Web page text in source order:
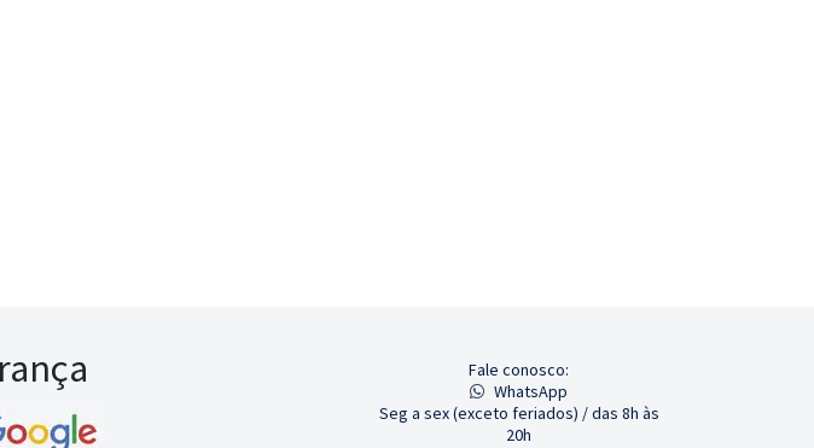
Fale conosco:
WhatsApp
Seg a sex (exceto feriados) / das 8h às
20h